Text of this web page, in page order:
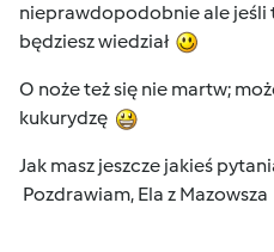
nieprawdopodobnie ale jeśli
będziesz wiedział
O noże też się nie martw;
kukurydzę
Jak masz jeszcze jakieś
Pozdrawiam, Ela z Mazowsza